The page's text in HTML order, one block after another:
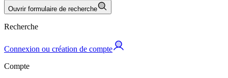
Ouvrir formulaire de recherche
Recherche
Connexion ou création de compte
Compte